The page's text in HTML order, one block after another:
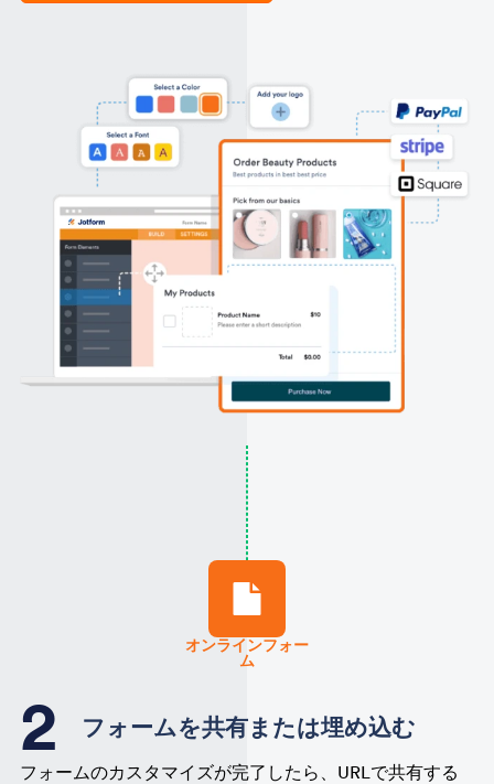
オンラインフォー
ム
フォームを共有または埋め込む
フォームのカスタマイズが完了したら、URLで共有する